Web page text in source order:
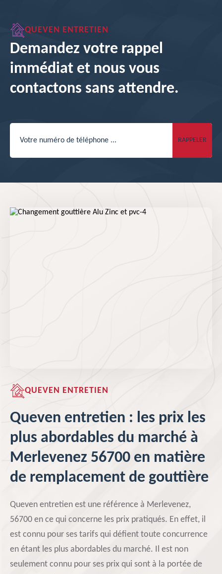
QUEVEN ENTRETIEN
Demandez votre rappel
immédiat et nous vous
contactons sans attendre.
QUEVEN ENTRETIEN
Queven entretien : les prix les
plus abordables du marché à
Merlevenez 56700 en matière
de remplacement de gouttière
Queven entretien est une référence à Merlevenez,
56700 en ce qui concerne les prix pratiqués. En effet, il
est connu pour ses tarifs qui défient toute concurrence
en étant les plus abordables du marché. Il est non
seulement connu pour ses prix qui sont à la portée de